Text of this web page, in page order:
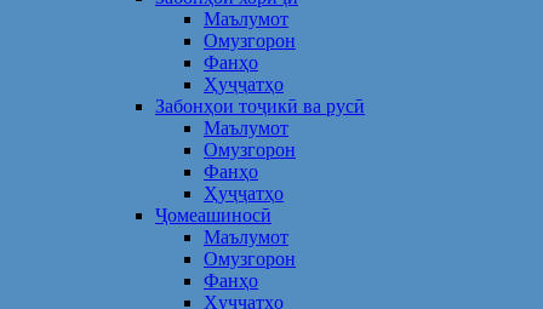
Маълумот
Омузгорон
Фанҳо
Ҳуҷҷатҳо
Забонҳои тоҷикӣ ва русӣ
Маълумот
Омузгорон
Фанҳо
Ҳуҷҷатҳо
Ҷомеашиносӣ
Маълумот
Омузгорон
Фанҳо
Ҳуҷҷатҳо